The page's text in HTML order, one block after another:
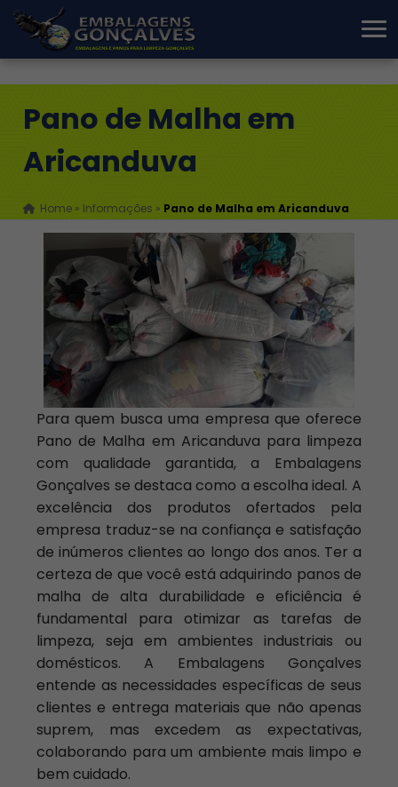
Pano de Malha em
Aricanduva
Home » Informações » Pano de Malha em Aricanduva
Para quem busca uma empresa que oferece
Pano de Malha em Aricanduva para limpeza
com qualidade garantida, a Embalagens
Gonçalves se destaca como a escolha ideal. A
excelência dos produtos ofertados pela
empresa traduz-se na confiança e satisfação
de inúmeros clientes ao longo dos anos. Ter a
certeza de que você está adquirindo panos de
malha de alta durabilidade e eficiência é
fundamental para otimizar as tarefas de
limpeza, seja em ambientes industriais ou
domésticos. A Embalagens Gonçalves
entende as necessidades específicas de seus
clientes e entrega materiais que não apenas
suprem, mas excedem as expectativas,
colaborando para um ambiente mais limpo e
bem cuidado.